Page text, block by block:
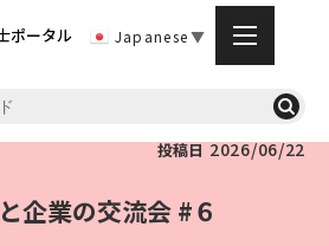
ポータル Japanese▼
投稿日 2026/06/22
企業の交流会 #６